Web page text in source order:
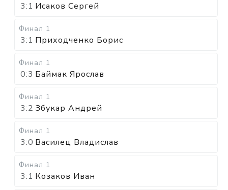
3:1 Исаков Сергей
Финал 1
3:1 Приходченко Борис
Финал 1
0:3 Баймак Ярослав
Финал 1
3:2 Збукар Андрей
Финал 1
3:0 Василец Владислав
Финал 1
3:1 Козаков Иван